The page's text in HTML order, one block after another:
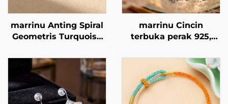
marrinu Anting Spiral
Geometris Turquoise
marrinu Cincin
terbuka perak 925,
berongga bergaya
grid, cincin eksklusif
kelas atas yang dapat
disesuaikan,